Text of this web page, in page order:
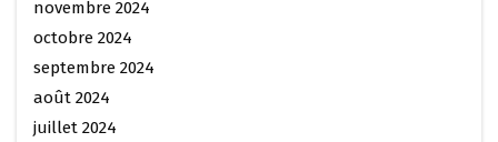
novembre 2024
octobre 2024
septembre 2024
août 2024
juillet 2024